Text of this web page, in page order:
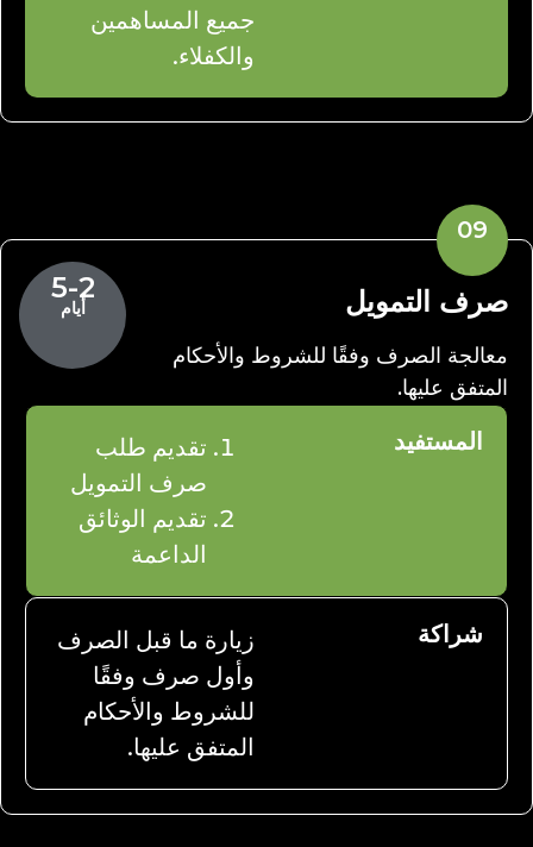
جميع المساهمين
والكفلاء.
09
صرف التمويل
معالجة الصرف وفقًا للشروط والأحكام
المتفق عليها.
5-2
أيام
المستفيد
تقديم طلب
صرف التمويل
تقديم الوثائق
الداعمة
شراكة
زيارة ما قبل الصرف
وأول صرف وفقًا
للشروط والأحكام
المتفق عليها.